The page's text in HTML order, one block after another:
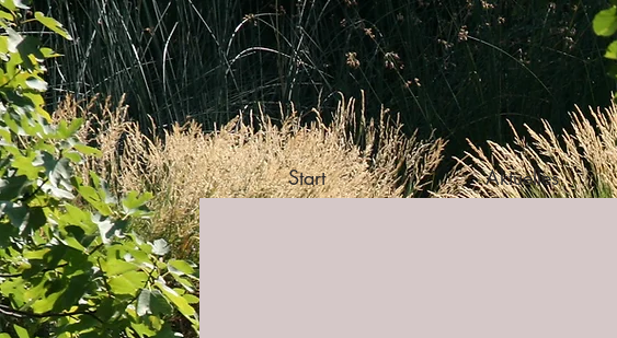
Start Aktuelles